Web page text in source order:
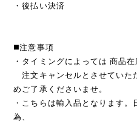
・後払い決済
◼️注意事項
・タイミングによっては 商品在
注文キャンセルとさせていた
めご了承くださいませ。
・こちらは輸入品となります
為、